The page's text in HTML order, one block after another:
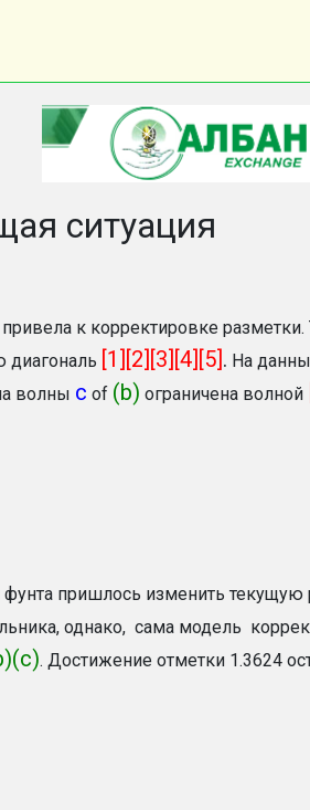
ситуация
к корректировке
диагональ [1][2][3][4][5]. На
волны c of (b) ограничена волной
фунта пришлось изменить текущую
однако, сама модель
. Достижение отметки 1.3624